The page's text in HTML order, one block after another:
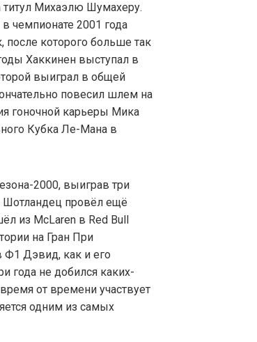
титул Михаэлю Шумахеру.
чемпионате 2001 года
после которого больше так
Хаккинен выступал в
выиграл в общей
повесил шлем на
гоночной карьеры Мика
Кубка Ле-Мана в
2000, выиграв три
Шотландец провёл ещё
из McLaren в Red Bull
на Гран При
Дэвид, как и его
года не добился каких-
от времени участвует
одним из самых